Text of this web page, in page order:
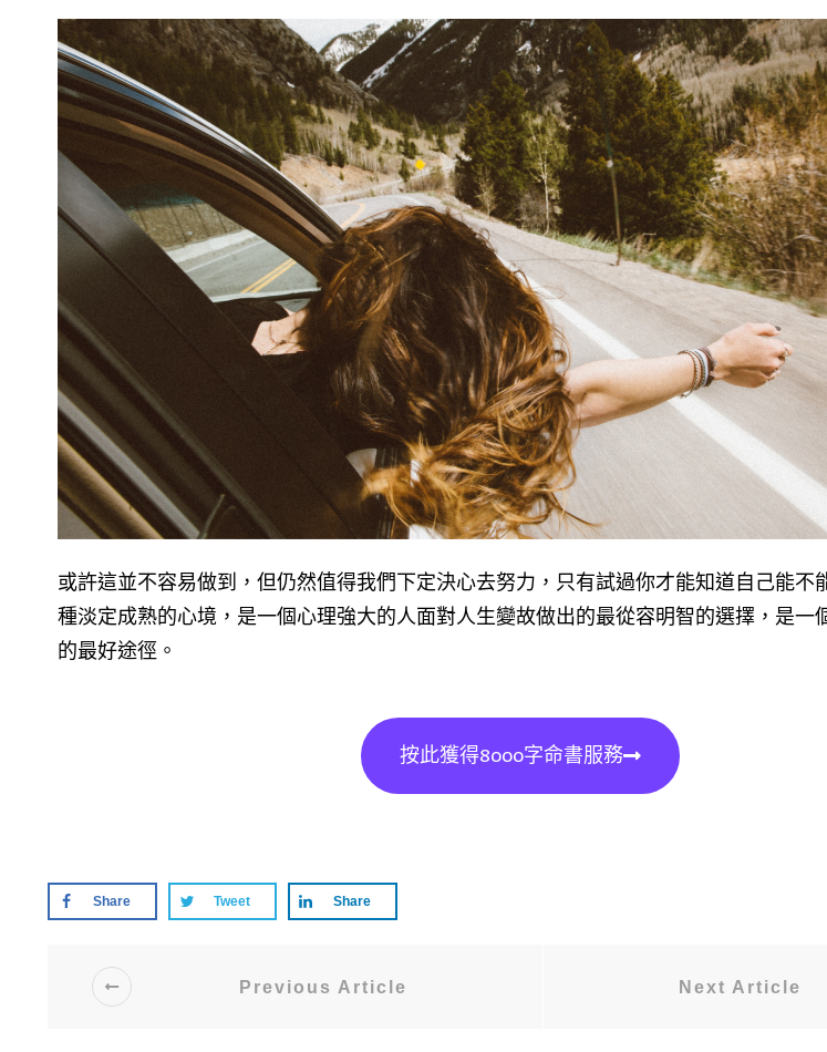
或許這並不容易做到，但仍然值得我們下定決心去努力，只有試過你才能知道自己能不
種淡定成熟的心境，是一個心理強大的人面對人生變故做出的最從容明智的選擇，是一
的最好途徑。
按此獲得8000字命書服務
Share Tweet Share
Previous Article Next Article